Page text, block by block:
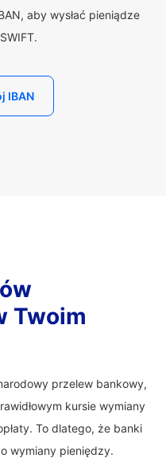
aby wysłać pieniądze
IBAN
Twoim
przelew bankowy,
kursie wymiany
To dlatego, że banki
wymiany pieniędzy.